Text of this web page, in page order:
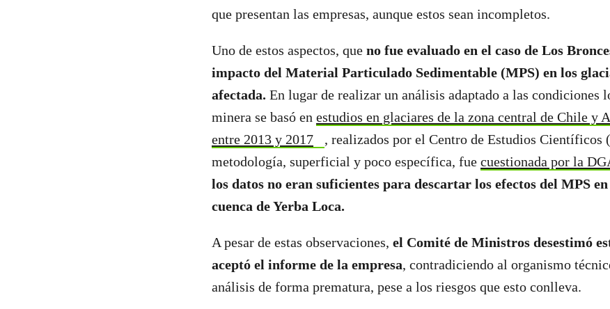
que presentan las empresas, aunque estos sean incompletos.
Uno de estos aspectos, que no fue evaluado en el caso de Los
impacto del Material Particulado Sedimentable (MPS) en los
afectada. En lugar de realizar un análisis adaptado a las condiciones
minera se basó en estudios en glaciares de la zona central de Chile y
entre 2013 y 2017
, realizados por el Centro de Estudios Científicos
metodología, superficial y poco específica, fue cuestionada por la
los datos no eran suficientes para descartar los efectos del MPS
cuenca de Yerba Loca.
A pesar de estas observaciones, el Comité de Ministros desestimó
aceptó el informe de la empresa, contradiciendo al organismo
análisis de forma prematura, pese a los riesgos que esto conlleva.